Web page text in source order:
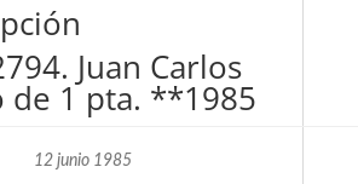
Juan Carlos
de 1 pta. **1985
12 junio 1985